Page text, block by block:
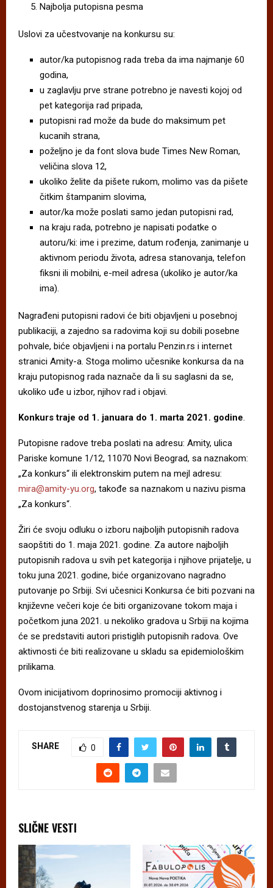
Najbolja putopisna pesma
Uslovi za učestvovanje na konkursu su:
autor/ka putopisnog rada treba da ima najmanje 60
godina,
u zaglavlju prve strane potrebno je navesti kojoj od
pet kategorija rad pripada,
putopisni rad može da bude do maksimum pet
kucanih strana,
poželjno je da font slova bude Times New Roman,
veličina slova 12,
ukoliko želite da pišete rukom, molimo vas da pišete
čitkim štampanim slovima,
autor/ka može poslati samo jedan putopisni rad,
na kraju rada, potrebno je napisati podatke o
autoru/ki: ime i prezime, datum rođenja, zanimanje u
aktivnom periodu života, adresa stanovanja, telefon
fiksni ili mobilni, e-meil adresa (ukoliko je autor/ka
ima).
Nagrađeni putopisni radovi će biti objavljeni u posebnoj
publikaciji, a zajedno sa radovima koji su dobili posebne
pohvale, biće objavljeni i na portalu Penzin.rs i internet
stranici Amity-a. Stoga molimo učesnike konkursa da na
kraju putopisnog rada naznače da li su saglasni da se,
ukoliko uđe u izbor, njihov rad i objavi.
Konkurs traje od 1. januara do 1. marta 2021. godine
Putopisne radove treba poslati na adresu: Amity, ulica
Pariske komune 1/12, 11070 Novi Beograd, sa naznakom:
„Za konkurs“ ili elektronskim putem na mejl adresu:
mira@amity-yu.org, takođe sa naznakom u nazivu pisma
„Za konkurs“.
Žiri će svoju odluku o izboru najboljih putopisnih radova
saopštiti do 1. maja 2021. godine. Za autore najboljih
putopisnih radova u svih pet kategorija i njihove prijatelje, u
toku juna 2021. godine, biće organizovano nagradno
putovanje po Srbiji. Svi učesnici Konkursa će biti pozvani na
književne večeri koje će biti organizovane tokom maja i
početkom juna 2021. u nekoliko gradova u Srbiji na kojima
će se predstaviti autori pristiglih putopisnih radova. Ove
aktivnosti će biti realizovane u skladu sa epidemiološkim
prilikama.
Ovom inicijativom doprinosimo promociji aktivnog i
dostojanstvenog starenja u Srbiji.
SHARE 0
SLIČNE VESTI